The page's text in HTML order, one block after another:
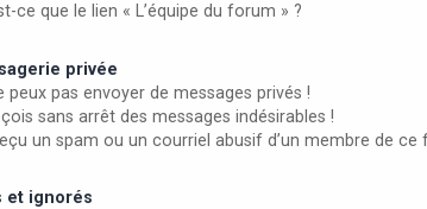
ce que le lien « L’équipe du forum » ?
privée
peux pas envoyer de messages privés !
sans arrêt des messages indésirables !
un spam ou un courriel abusif d’un membre de ce
et ignorés